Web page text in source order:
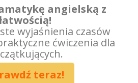
angielską z
wyjaśnienia czasów
ćwiczenia dla
teraz!